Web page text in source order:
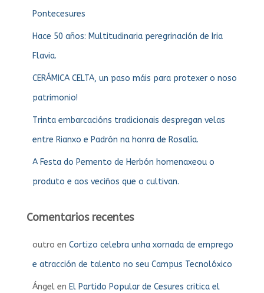
Pontecesures
Hace 50 años: Multitudinaria peregrinación de Iria
Flavia.
CERÁMICA CELTA, un paso máis para protexer o noso
patrimonio!
Trinta embarcacións tradicionais despregan velas
entre Rianxo e Padrón na honra de Rosalía.
A Festa do Pemento de Herbón homenaxeou o
produto e aos veciños que o cultivan.
Comentarios recentes
outro en Cortizo celebra unha xornada de emprego
e atracción de talento no seu Campus Tecnolóxico
Ángel en El Partido Popular de Cesures critica el